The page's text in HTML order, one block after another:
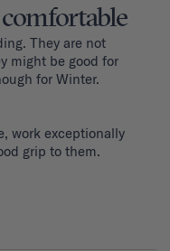
They are not
might be good for
for Winter.
work exceptionally
grip to them.